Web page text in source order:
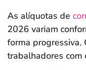
As alíquotas de
2026 variam
forma progressiva.
trabalhadores com